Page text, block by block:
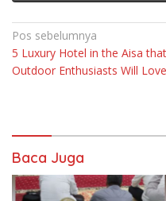
Navigasi
pos
Pos sebelumnya
5 Luxury Hotel in the Aisa that
Outdoor Enthusiasts Will Love
Baca Juga